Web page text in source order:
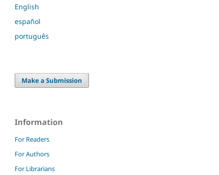
English
español
português
Make a Submission
Information
For Readers
For Authors
For Librarians